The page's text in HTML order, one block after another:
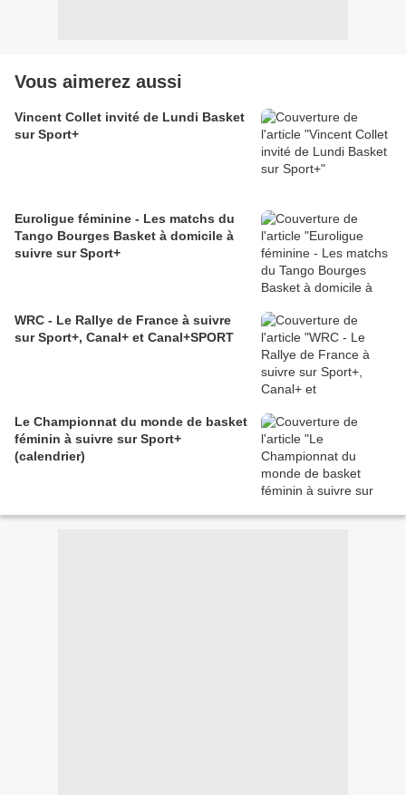
Vous aimerez aussi
Vincent Collet invité de Lundi Basket
sur Sport+
Euroligue féminine - Les matchs du
Tango Bourges Basket à domicile à
suivre sur Sport+
WRC - Le Rallye de France à suivre
sur Sport+, Canal+ et Canal+SPORT
Le Championnat du monde de basket
féminin à suivre sur Sport+
(calendrier)